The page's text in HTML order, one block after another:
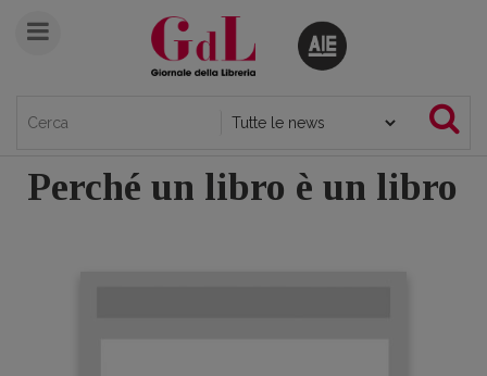
Perché un libro è un libro